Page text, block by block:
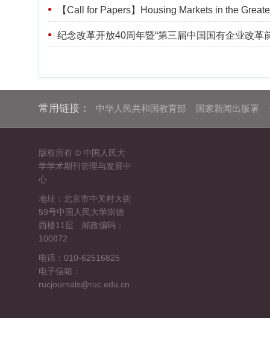
【Call for Papers】Housing Markets in the
纪念改革开放40周年暨“第三届中国国有企业改革
常用链接： 中华人民共和国教育部 国家新闻出版署
版权所有 © 中国人民大
学学术期刊管理与发展中
心
地址：北京市中关村大街
59号中国人民大学崇德
西楼11层 邮政编码：
100872
电话：010-62516825
电子信箱：
rucjournals@ruc.edu.cn